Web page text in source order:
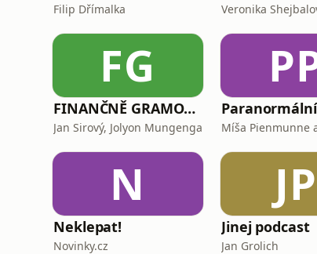
Filip Dřímalka Veronika
FG
FINANČNĚ GRAMOTNÍ
Jan Sirový, Jolyon Mungenga
N
Neklepat!
Novinky.cz
JP
Jinej podcast
Jan Grolich